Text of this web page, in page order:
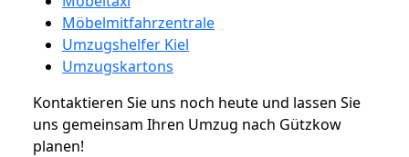
Möbelmitfahrzentrale
Umzugshelfer Kiel
Umzugskartons
Kontaktieren Sie uns noch heute und lassen Sie
uns gemeinsam Ihren Umzug nach Gützkow
planen!